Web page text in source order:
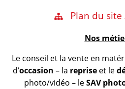
Plan du
Nos
Le conseil et la vente en
d’occasion – la reprise et le
photo/vidéo – leSAV